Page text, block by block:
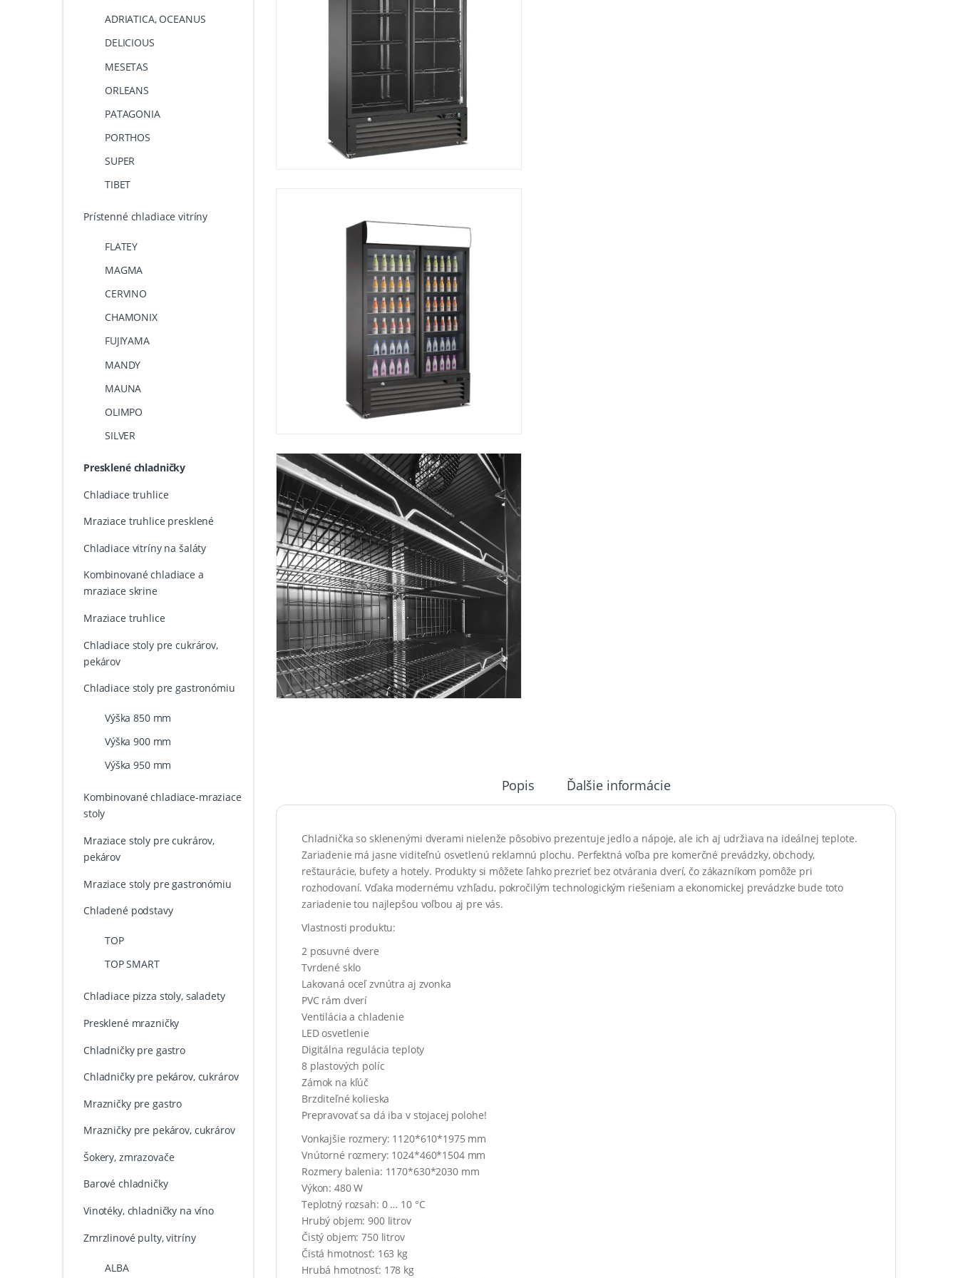
Popis Ďalšie informácie
Chladnička so sklenenými dverami nielenže pôsobivo prezentuje jedlo a nápoje, ale ich aj udržiava na ideálnej teplote.
Zariadenie má jasne viditeľnú osvetlenú reklamnú plochu. Perfektná voľba pre komerčné prevádzky, obchody,
reštaurácie, bufety a hotely. Produkty si môžete ľahko prezrieť bez otvárania dverí, čo zákazníkom pomôže pri
rozhodovaní. Vďaka modernému vzhľadu, pokročilým technologickým riešeniam a ekonomickej prevádzke bude toto
zariadenie tou najlepšou voľbou aj pre vás.
Vlastnosti produktu:
2 posuvné dvere
Tvrdené sklo
Lakovaná oceľ zvnútra aj zvonka
PVC rám dverí
Ventilácia a chladenie
LED osvetlenie
Digitálna regulácia teploty
8 plastových políc
Zámok na kľúč
Brzditeľné kolieska
Prepravovať sa dá iba v stojacej polohe!
Vonkajšie rozmery: 1120*610*1975 mm
Vnútorné rozmery: 1024*460*1504 mm
Rozmery balenia: 1170*630*2030 mm
Výkon: 480 W
Teplotný rozsah: 0 … 10 °C
Hrubý objem: 900 litrov
Čistý objem: 750 litrov
Čistá hmotnosť: 163 kg
Hrubá hmotnosť: 178 kg
ADRIATICA, OCEANUS
DELICIOUS
MESETAS
ORLEANS
PATAGONIA
PORTHOS
SUPER
TIBET
Prístenné chladiace vitríny
FLATEY
MAGMA
CERVINO
CHAMONIX
FUJIYAMA
MANDY
MAUNA
OLIMPO
SILVER
Presklené chladničky
Chladiace truhlice
Mraziace truhlice presklené
Chladiace vitríny na šaláty
Kombinované chladiace a
mraziace skrine
Mraziace truhlice
Chladiace stoly pre cukrárov,
pekárov
Chladiace stoly pre gastronómiu
Výška 850 mm
Výška 900 mm
Výška 950 mm
Kombinované chladiace-mraziace
stoly
Mraziace stoly pre cukrárov,
pekárov
Mraziace stoly pre gastronómiu
Chladené podstavy
TOP
TOP SMART
Chladiace pizza stoly, saladety
Presklené mrazničky
Chladničky pre gastro
Chladničky pre pekárov, cukrárov
Mrazničky pre gastro
Mrazničky pre pekárov, cukrárov
Šokery, zmrazovače
Barové chladničky
Vinotéky, chladničky na víno
Zmrzlinové pulty, vitríny
ALBA